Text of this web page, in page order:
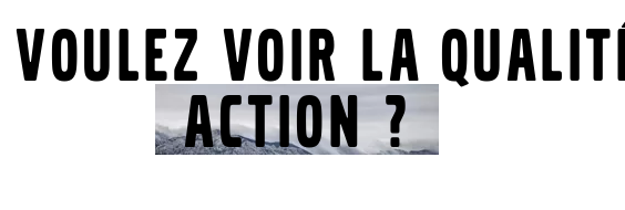
voulez voir la
action ?